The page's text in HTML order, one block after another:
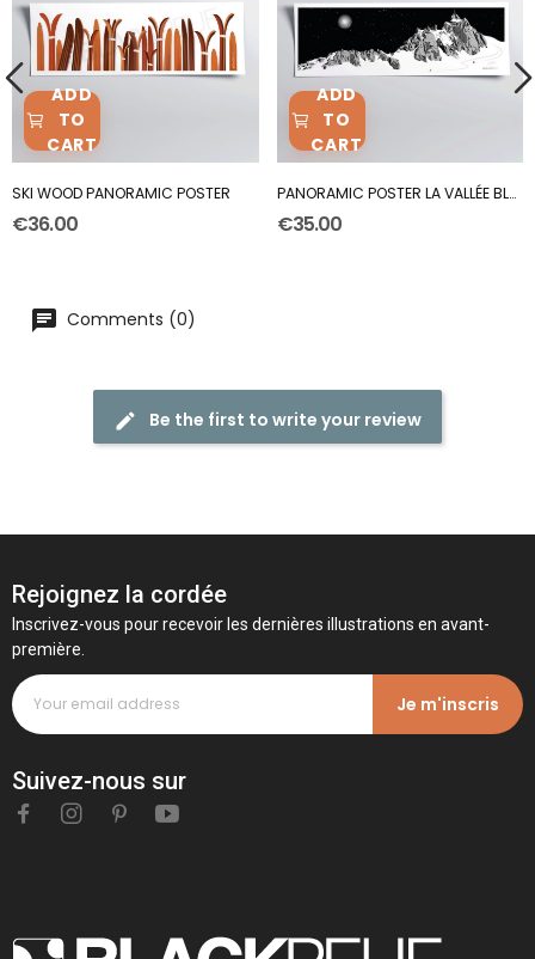
ADD
TO
CART
SKI WOOD PANORAMIC POSTER
€36.00
ADD
TO
CART
PANORAMIC POSTER LA VALLÉE BLANCHE
€35.00
Comments (0)
Be the first to write your review
Rejoignez la cordée
Inscrivez-vous pour recevoir les dernières illustrations en avant-
première.
Je m'inscris
Suivez-nous sur